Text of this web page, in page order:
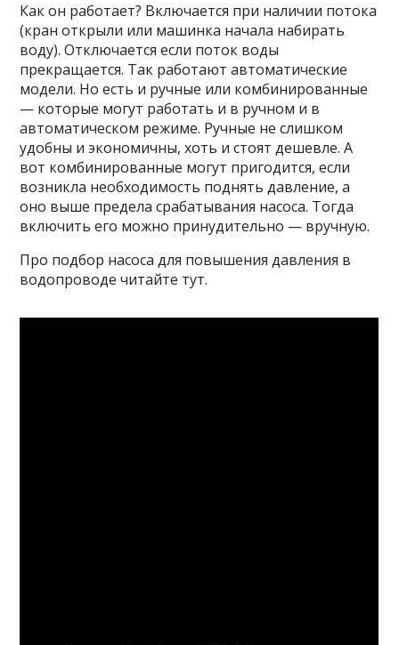
Как он работает? Включается при наличии потока
(кран открыли или машинка начала набирать
воду). Отключается если поток воды
прекращается. Так работают автоматические
модели. Но есть и ручные или комбинированные
— которые могут работать и в ручном и в
автоматическом режиме. Ручные не слишком
удобны и экономичны, хоть и стоят дешевле. А
вот комбинированные могут пригодится, если
возникла необходимость поднять давление, а
оно выше предела срабатывания насоса. Тогда
включить его можно принудительно — вручную.
Про подбор насоса для повышения давления в
водопроводе читайте тут.